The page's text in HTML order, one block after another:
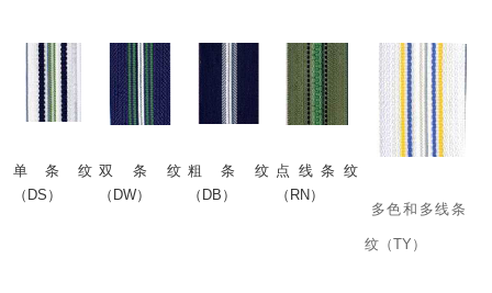
单条纹
（DS）
双条纹
（DW）
粗条纹
（DB）
点线条纹
（RN）
多色和多线条
纹（TY）